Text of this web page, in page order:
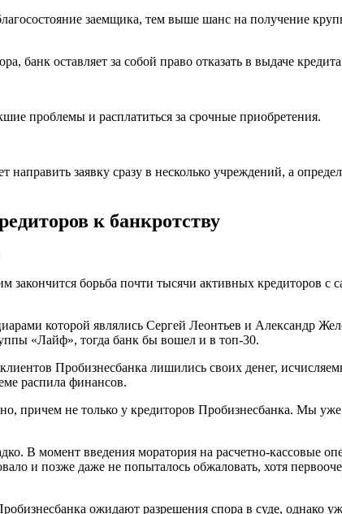
заемщика, тем выше шанс на получение
банк оставляет за собой право отказать в выдаче
проблемы и расплатиться за срочные приобретения.
заявку сразу в несколько учреждений, а
к банкротству
борьба почти тысячи активных кредиторов с
которой являлись Сергей Леонтьев и Александр
«Лайф», тогда банк бы вошел и в топ-30.
Пробизнесбанка лишились своих денег,
распила финансов.
не только у кредиторов Пробизнесбанка. Мы уже
В момент введения моратория на расчетно-кассовые
и позже даже не попыталось обжаловать, хотя
ожидают разрешения спора в суде, однако